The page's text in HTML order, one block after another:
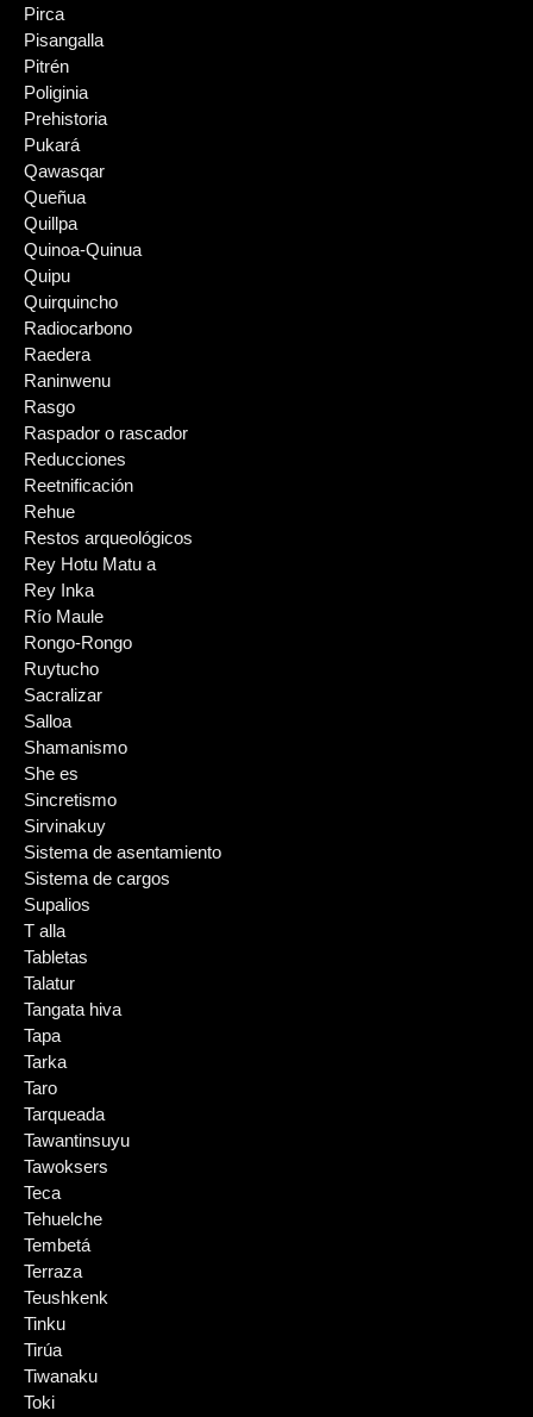
Pirca
Pisangalla
Pitrén
Poliginia
Prehistoria
Pukará
Qawasqar
Queñua
Quillpa
Quinoa-Quinua
Quipu
Quirquincho
Radiocarbono
Raedera
Raninwenu
Rasgo
Raspador o rascador
Reducciones
Reetnificación
Rehue
Restos arqueológicos
Rey Hotu Matu a
Rey Inka
Río Maule
Rongo-Rongo
Ruytucho
Sacralizar
Salloa
Shamanismo
She es
Sincretismo
Sirvinakuy
Sistema de asentamiento
Sistema de cargos
Supalios
T alla
Tabletas
Talatur
Tangata hiva
Tapa
Tarka
Taro
Tarqueada
Tawantinsuyu
Tawoksers
Teca
Tehuelche
Tembetá
Terraza
Teushkenk
Tinku
Tirúa
Tiwanaku
Toki